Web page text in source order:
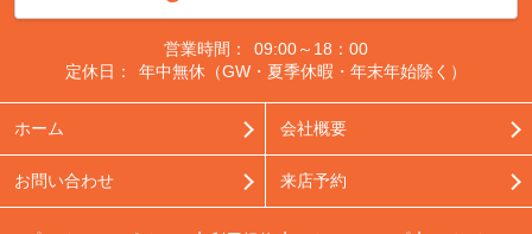
営業時間：
09:00～18：00
定休日：
年中無休（GW・夏季休暇・年末年始除く）
ホーム 会社概要
お問い合わせ 来店予約